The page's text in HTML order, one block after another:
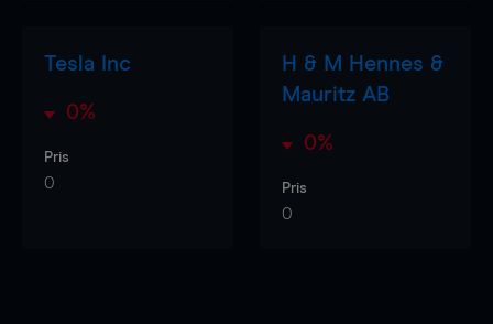
Tesla Inc
0%
Pris
0
H & M Hennes &
Mauritz AB
0%
Pris
0